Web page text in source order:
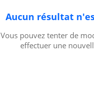
Aucun résultat
Vous pouvez tenter de
effectuer une